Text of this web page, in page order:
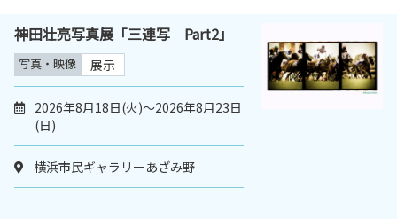
神田壮亮写真展「三連写 Part2」
写真・映像 展示
2026年8月18日(火)～2026年8月23日
(日)
横浜市民ギャラリーあざみ野